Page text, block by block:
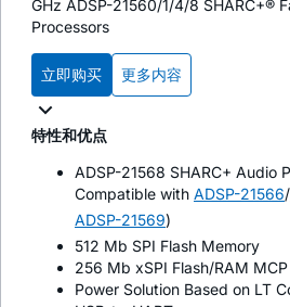
GHz ADSP-21560/1/4/8 SHARC+®
Processors
立即购买 更多内容
特性和优点
ADSP-21568 SHARC+ Audio
Compatible with ADSP-21566/
ADSP-21569)
512 Mb SPI Flash Memory
256 Mb xSPI Flash/RAM MCP
Power Solution Based on LT